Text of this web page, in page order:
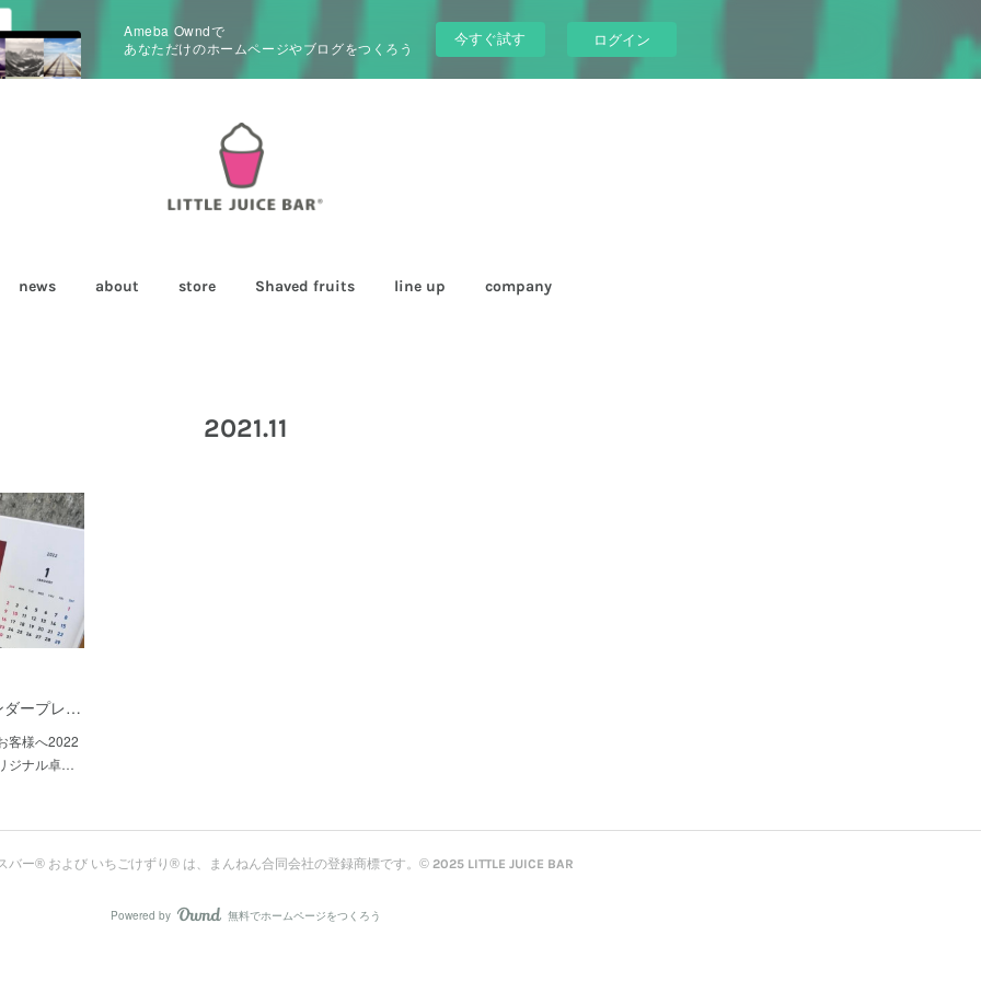
Ameba Owndで
あなただけのホームページやブログをつくろう
今すぐ試す ログイン
news about store Shaved fruits line up company
2021.11
ダープレ…
客様へ2022
ジナル卓…
バー® および いちごけずり® は、まんねん合同会社の登録商標です。© 2025 LITTLE JUICE BAR
Powered by AmebaOwnd
無料でホームページをつくろう